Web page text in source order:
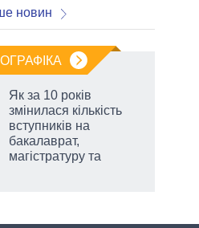
новин
Як за 10 років
змінилася кількість
вступників на
бакалаврат,
магістратуру та